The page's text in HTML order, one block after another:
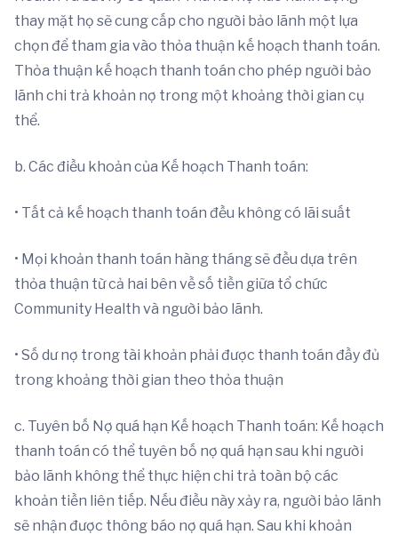
thay mặt họ sẽ cung cấp cho người bảo lãnh một lựa
chọn để tham gia vào thỏa thuận kế hoạch thanh toán.
Thỏa thuận kế hoạch thanh toán cho phép người bảo
lãnh chi trả khoản nợ trong một khoảng thời gian cụ
thể.
b. Các điều khoản của Kế hoạch Thanh toán:
• Tất cả kế hoạch thanh toán đều không có lãi suất
• Mọi khoản thanh toán hàng tháng sẽ đều dựa trên
thỏa thuận từ cả hai bên về số tiền giữa tổ chức
Community Health và người bảo lãnh.
• Số dư nợ trong tài khoản phải được thanh toán đầy đủ
trong khoảng thời gian theo thỏa thuận
c. Tuyên bố Nợ quá hạn Kế hoạch Thanh toán: Kế hoạch
thanh toán có thể tuyên bố nợ quá hạn sau khi người
bảo lãnh không thể thực hiện chi trả toàn bộ các
khoản tiền liên tiếp. Nếu điều này xảy ra, người bảo lãnh
sẽ nhận được thông báo nợ quá hạn. Sau khi khoản